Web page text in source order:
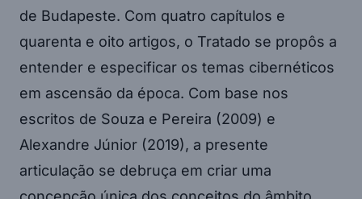
de Budapeste. Com quatro capítulos e
quarenta e oito artigos, o Tratado se propôs a
entender e especificar os temas cibernéticos
em ascensão da época. Com base nos
escritos de Souza e Pereira (2009) e
Alexandre Júnior (2019), a presente
articulação se debruça em criar uma